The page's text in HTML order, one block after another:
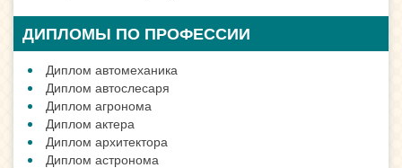
ДИПЛОМЫ ПО ПРОФЕССИИ
Диплом автомеханика
Диплом автослесаря
Диплом агронома
Диплом актера
Диплом архитектора
Диплом астронома